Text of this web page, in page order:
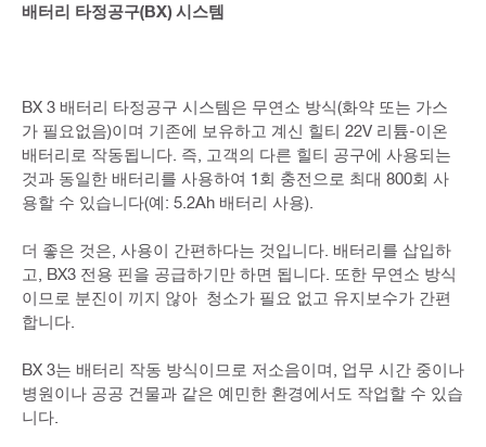
배터리 타정공구(BX) 시스템
BX 3 배터리 타정공구 시스템은 무연소 방식(화약 또는 가스
가 필요없음)이며 기존에 보유하고 계신 힐티 22V 리튬-이온
배터리로 작동됩니다. 즉, 고객의 다른 힐티 공구에 사용되는
것과 동일한 배터리를 사용하여 1회 충전으로 최대 800회 사
용할 수 있습니다(예: 5.2Ah 배터리 사용).
더 좋은 것은, 사용이 간편하다는 것입니다. 배터리를 삽입하
고, BX3 전용 핀을 공급하기만 하면 됩니다. 또한 무연소 방식
이므로 분진이 끼지 않아 청소가 필요 없고 유지보수가 간편
합니다.
BX 3는 배터리 작동 방식이므로 저소음이며, 업무 시간 중이나
병원이나 공공 건물과 같은 예민한 환경에서도 작업할 수 있습
니다.